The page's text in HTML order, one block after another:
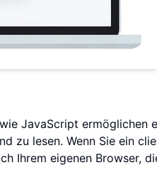
JavaScript ermöglichen
zu lesen. Wenn Sie ein
Ihrem eigenen Browser,